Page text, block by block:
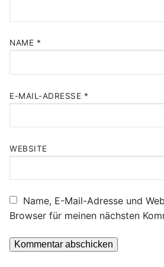
NAME *
E-MAIL-ADRESSE *
WEBSITE
Name, E-Mail-Adresse und
Browser für meinen nächsten